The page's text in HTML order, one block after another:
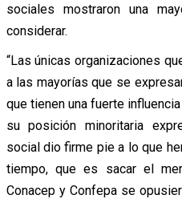
sociales mostraron una
considerar.
“Las únicas organizaciones
a las mayorías que se
que tienen una fuerte
su posición minoritaria
social dio firme pie a lo que
tiempo, que es sacar el
Conacep y Confepa se